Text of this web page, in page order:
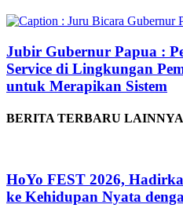
Jubir Gubernur Papua :
Service di Lingkungan
untuk Merapikan Sistem
BERITA TERBARU LAINNYA
HoYo FEST 2026,
ke Kehidupan Nyata